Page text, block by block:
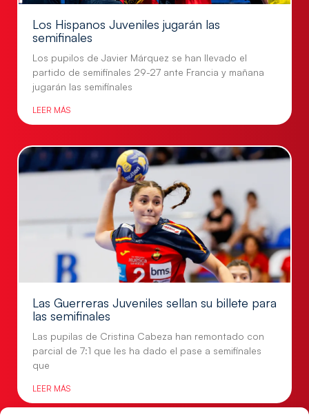
Los Hispanos Juveniles jugarán las
semifinales
Los pupilos de Javier Márquez se han llevado el
partido de semifinales 29-27 ante Francia y mañana
jugarán las semifinales
LEER MÁS
Las Guerreras Juveniles sellan su billete para
las semifinales
Las pupilas de Cristina Cabeza han remontado con
parcial de 7:1 que les ha dado el pase a semifinales
que
LEER MÁS